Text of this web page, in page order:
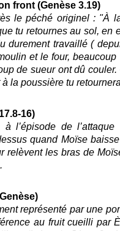
front (Genèse 3.19)
le péché originel : "À
tu retournes au sol, en
durement travaillé (
et le four, beaucoup
de sueur ont dû couler.
la poussière tu
16)
l’épisode de l’attaque
quand Moïse
relèvent les bras de
représenté par une
au fruit cueilli par